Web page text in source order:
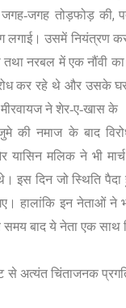
जगह तोड़फोड़ की,
लगाई। उसमें नियंत्रण
तथा नरबल में एक नौंवी का
कर रहे थे और उसके
ने शेर-ए-खास के
जुमे की नमाज के बाद
यासिन मलिक ने भी
इस दिन जो स्थिति पैदा
हालांकि इन नेताओं ने
बाद ये नेता एक साथ
से अत्यंत चिंताजनक